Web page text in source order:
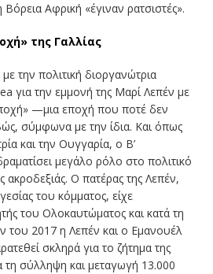
Αφρική «έγιναν ρατσιστές».
της Γαλλίας
την πολιτική διοργανώτρια
για την εμμονή της Μαρί Λεπέν με
—μια εποχή που ποτέ δεν
σύμφωνα με την ίδια. Και όπως
και την Ουγγαρία, ο Β’
μεγάλο ρόλο στο πολιτικό
ακροδεξιάς. Ο πατέρας της Λεπέν,
του κόμματος, είχε
του Ολοκαυτώματος και κατά τη
του 2017 η Λεπέν και ο Εμανουέλ
σκληρά για το ζήτημα της
τη σύλληψη και μεταγωγή 13.000